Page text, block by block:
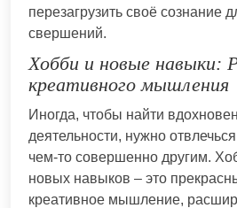
перезагрузить своё сознание
свершений.
Хобби и новые навыки:
креативного мышления
Иногда, чтобы найти
деятельности, нужно
чем-то совершенно другим.
новых навыков – это
креативное мышление,